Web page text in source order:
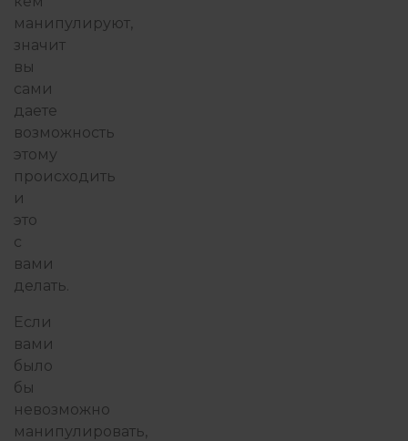
манипулируют,
значит
вы
сами
даете
возможность
этому
происходить
и
это
с
вами
делать.
Если
вами
было
бы
невозможно
манипулировать,